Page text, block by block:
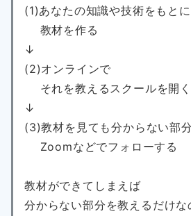
(1)あなたの知識や技術をもとに
教材を作る
↓
(2)オンラインで
それを教えるスクールを開く
↓
(3)教材を見ても分からない部
Zoomなどでフォローする
教材ができてしまえば
分からない部分を教えるだけな